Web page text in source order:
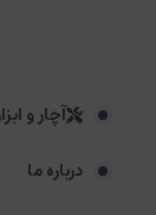
آچار و
درباره ما